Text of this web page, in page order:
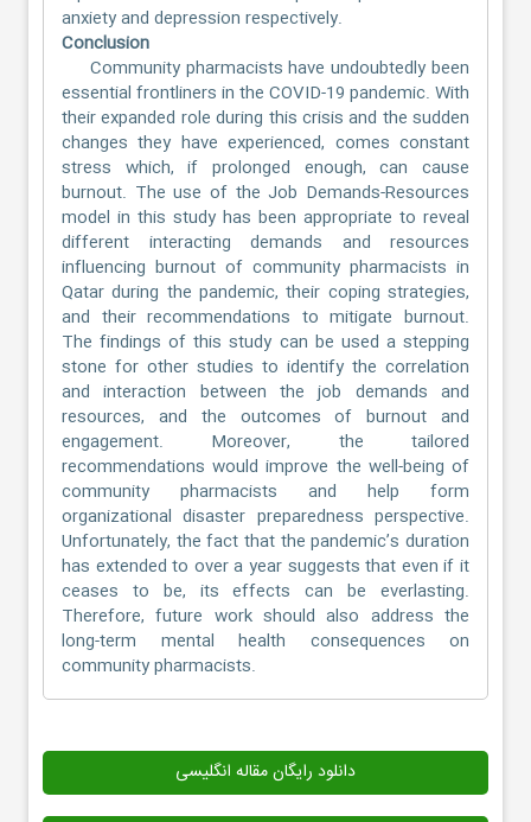
anxiety and depression respectively.
Conclusion
Community pharmacists have undoubtedly been
essential frontliners in the COVID-19 pandemic. With
their expanded role during this crisis and the sudden
changes they have experienced, comes constant
stress which, if prolonged enough, can cause
burnout. The use of the Job Demands-Resources
model in this study has been appropriate to reveal
different interacting demands and resources
influencing burnout of community pharmacists in
Qatar during the pandemic, their coping strategies,
and their recommendations to mitigate burnout.
The findings of this study can be used a stepping
stone for other studies to identify the correlation
and interaction between the job demands and
resources, and the outcomes of burnout and
engagement. Moreover, the tailored
recommendations would improve the well-being of
community pharmacists and help form
organizational disaster preparedness perspective.
Unfortunately, the fact that the pandemic’s duration
has extended to over a year suggests that even if it
ceases to be, its effects can be everlasting.
Therefore, future work should also address the
long-term mental health consequences on
community pharmacists.
دانلود رایگان مقاله انگلیسی